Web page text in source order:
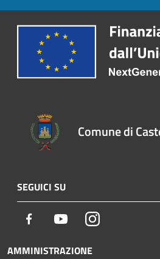
Comune di
SEGUICI SU
Facebook YoutubeInstagram
AMMINISTRAZIONE